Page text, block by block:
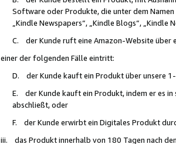
Software oder Produkte, die unter dem Namen
„Kindle Newspapers“, „Kindle Blogs“, „Kindle
C. der Kunde ruft eine Amazon-Website über
einer der folgenden Fälle eintritt:
D. der Kunde kauft ein Produkt über unsere
E. der Kunde kauft ein Produkt, indem er es in
abschließt, oder
F. der Kunde erwirbt ein Digitales Produkt
iii. das Produkt innerhalb von 180 Tagen nach